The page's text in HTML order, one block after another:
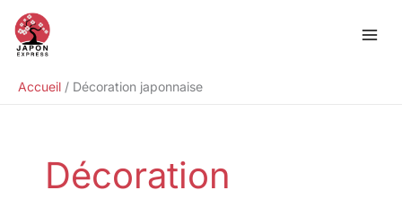
contenu
Accueil
Décoration japonnaise
Décoration
Rechercher